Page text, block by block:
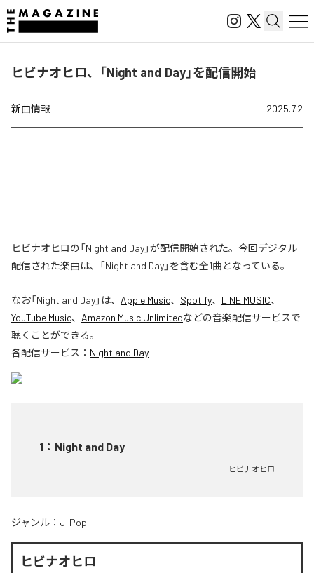
ヒビナオヒロ、「Night and Day」を配信開始
新曲情報 2025.7.2
ヒビナオヒロの「Night and Day」が配信開始された。今回デジタル
配信された楽曲は、「Night and Day」を含む全1曲となっている。
なお「Night and Day」は、 Apple Music、 Spotify、 LINE MUSIC、
YouTube Music、 Amazon Music Unlimitedなどの音楽配信サービスで
聴くことができる。
各配信サービス： Night and Day
1 ： Night and Day
ヒビナオヒロ
ジャンル： J-Pop
ヒビナオヒロ